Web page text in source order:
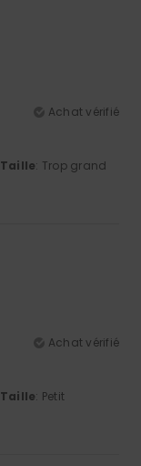
Achat vérifié
Taille: Trop grand
Achat vérifié
Taille: Petit